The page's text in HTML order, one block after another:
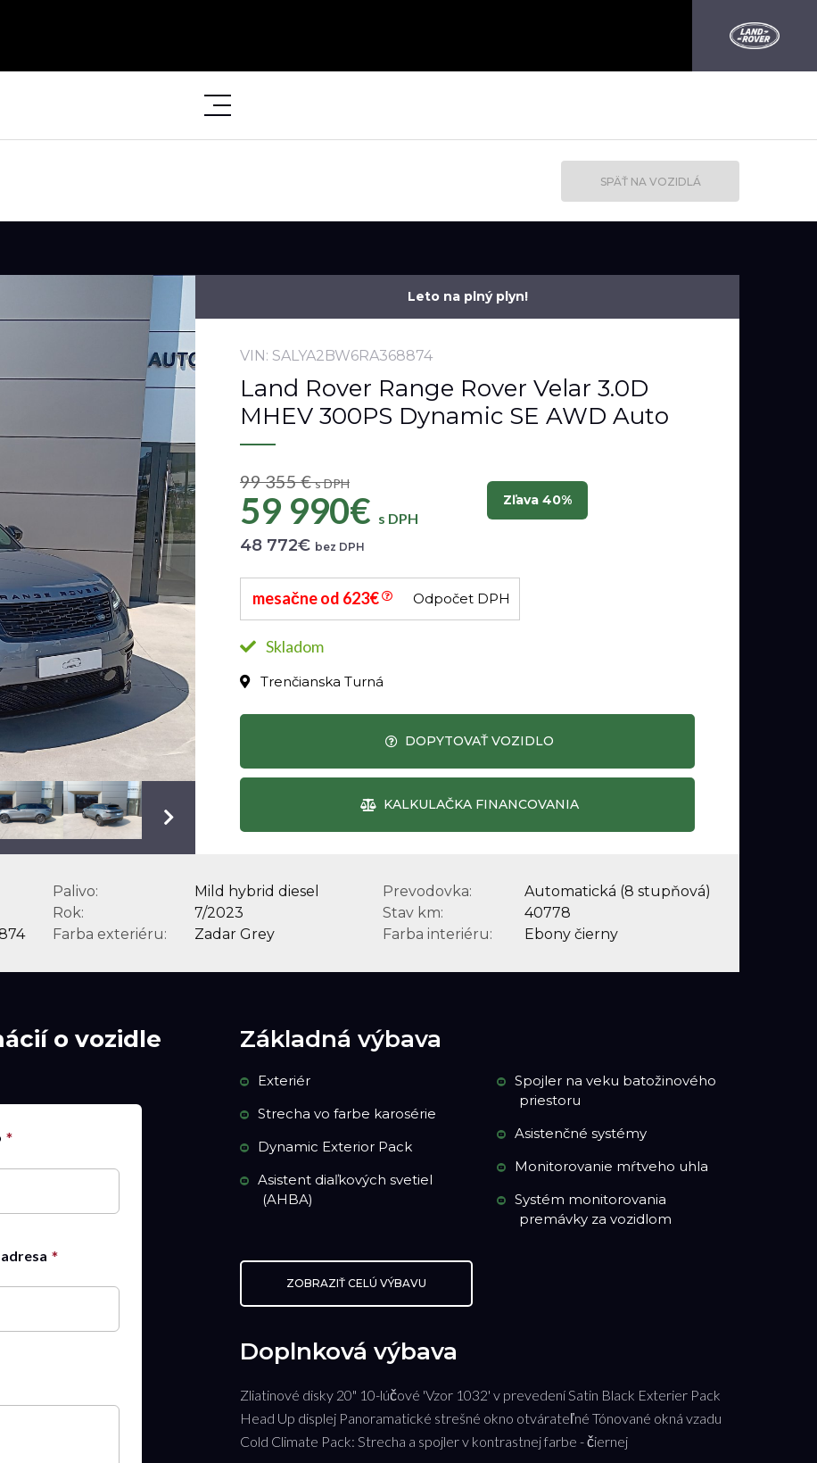
SPÄŤ NA VOZIDLÁ
Leto na plný plyn!
VIN: SALYA2BW6RA368874
Land Rover Range Rover Velar 3.0D
MHEV 300PS Dynamic SE AWD Auto
99 355 €s DPH
59 990€ s DPH
48 772€ bez DPH
Zľava 40%
mesačne od 623€ Odpočet DPH
Skladom
Trenčianska Turná
DOPYTOVAŤ VOZIDLO
KALKULAČKA FINANCOVANIA
Palivo: Mild hybrid diesel Prevodovka:
Automatická (8 stupňová)
Rok: 7/2023 Stav km:
40778
Farba exteriéru: Zadar Grey Farba interiéru: Ebony čierny
o vozidle Základná výbava
Exteriér
Strecha vo farbe karosérie
Dynamic Exterior Pack
Asistent diaľkových svetiel
(AHBA)
Spojler na veku batožinového
priestoru
Asistenčné systémy
Monitorovanie mŕtveho uhla
Systém monitorovania
premávky za vozidlom
ZOBRAZIŤ CELÚ VÝBAVU
Doplnková výbava
Zliatinové disky 20" 10-lúčové 'Vzor 1032' v prevedení Satin Black Exterier Pack
Head Up displej Panoramatické strešné okno otvárateľné Tónované okná vzadu
Cold Climate Pack: Strecha a spojler v kontrastnej farbe - čiernej